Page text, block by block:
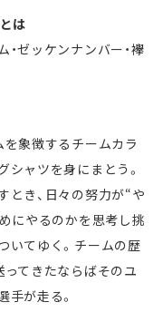
は
ゼッケンナンバー・襷
象徴するチームカラ
ャツを身にまとう。
き、日々の努力が“や
にやるのかを思考し挑
いてゆく。チームの歴
ってきたならばそのユ
が走る。